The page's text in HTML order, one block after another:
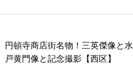
円頓寺商店街名物！三英傑像と水
戸黄門像と記念撮影【西区】